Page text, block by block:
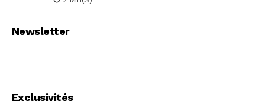
Newsletter
Exclusivités